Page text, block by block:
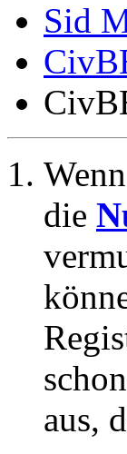
Sid
die
aus,